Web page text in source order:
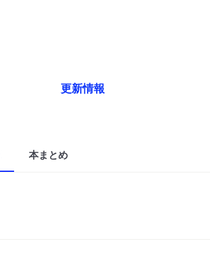
更新情報
本まとめ